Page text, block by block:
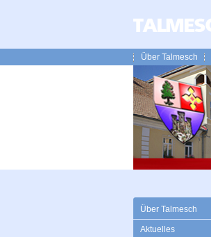
Über Talmesch
Über Talmesch
Aktuelles